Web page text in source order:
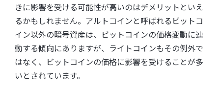
きに影響を受ける可能性が高いのはデメリットといえ
るかもしれません。アルトコインと呼ばれるビットコ
イン以外の暗号資産は、ビットコインの価格変動に連
動する傾向にありますが、ライトコインもその例外で
はなく、ビットコインの価格に影響を受けることが多
いとされています。